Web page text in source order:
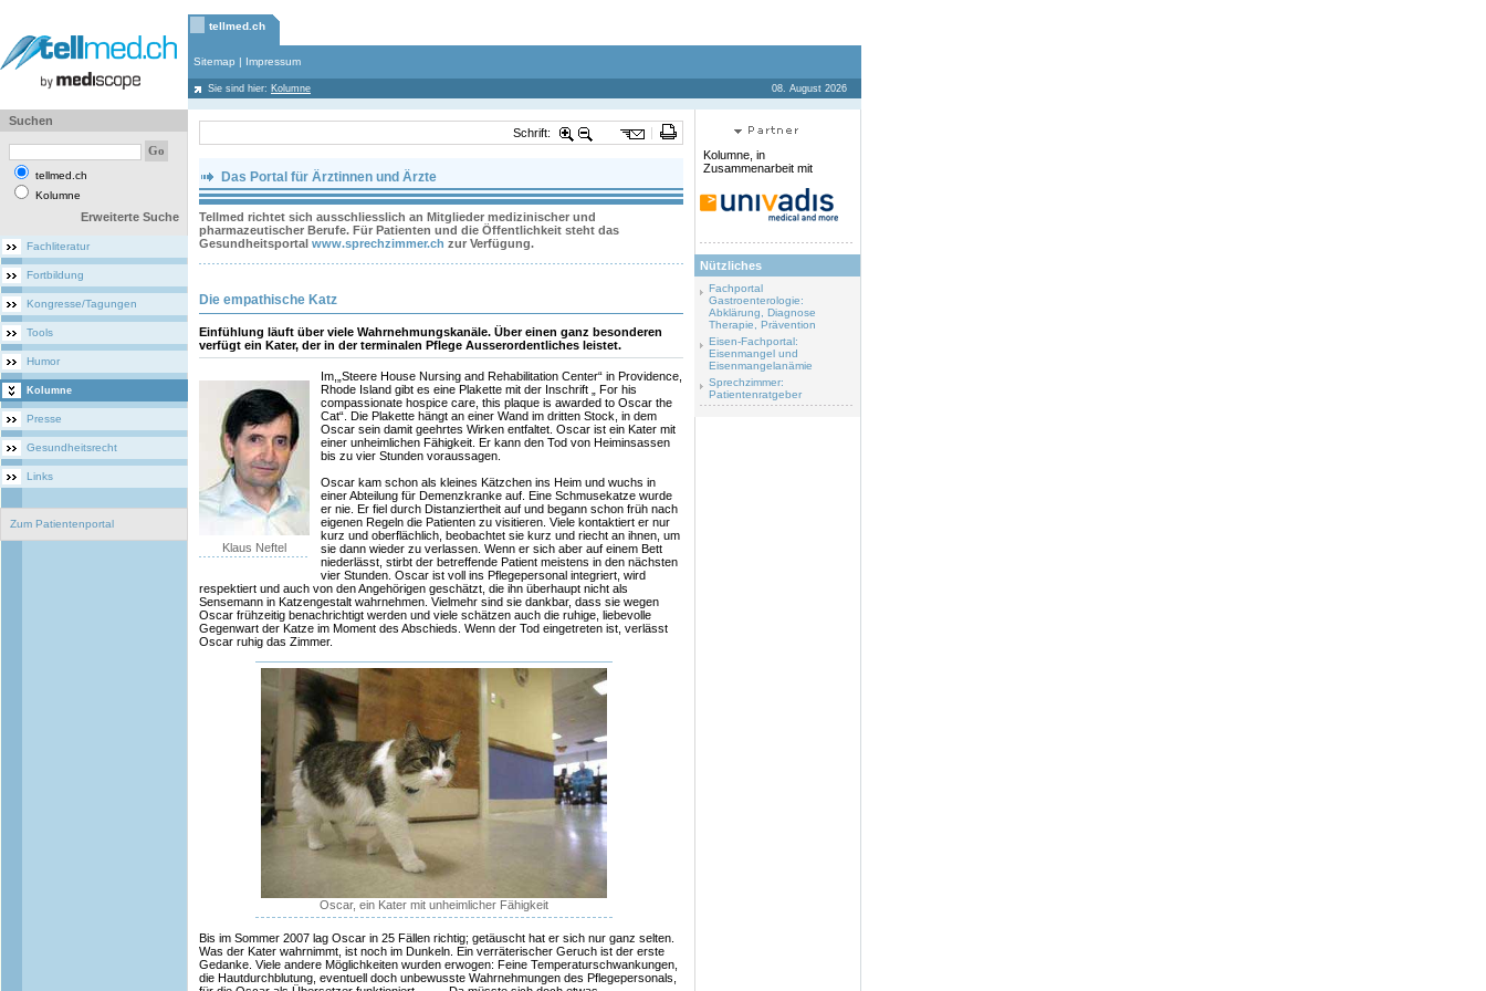
tellmed.ch
Sitemap | Impressum
Sie sind hier: Kolumne 08. August 2026
Suchen
tellmed.ch
Kolumne
Erweiterte Suche
Fachliteratur
Fortbildung
Kongresse/Tagungen
Tools
Humor
Kolumne
Presse
Gesundheitsrecht
Links
Zum Patientenportal
Schrift:
Das Portal für Ärztinnen und Ärzte
Tellmed richtet sich ausschliesslich an Mitglieder medizinischer und
pharmazeutischer Berufe. Für Patienten und die Öffentlichkeit steht das
Gesundheitsportal www.sprechzimmer.ch zur Verfügung.
Die empathische Katz
Einfühlung läuft über viele Wahrnehmungskanäle. Über einen ganz besonderen
verfügt ein Kater, der in der terminalen Pflege Ausserordentliches leistet.
Klaus Neftel
Im,„Steere House Nursing and Rehabilitation Center“ in Providence,
Rhode Island gibt es eine Plakette mit der Inschrift „ For his
compassionate hospice care, this plaque is awarded to Oscar the
Cat“. Die Plakette hängt an einer Wand im dritten Stock, in dem
Oscar sein damit geehrtes Wirken entfaltet. Oscar ist ein Kater mit
einer unheimlichen Fähigkeit. Er kann den Tod von Heiminsassen
bis zu vier Stunden voraussagen.
Oscar kam schon als kleines Kätzchen ins Heim und wuchs in
einer Abteilung für Demenzkranke auf. Eine Schmusekatze wurde
er nie. Er fiel durch Distanziertheit auf und begann schon früh nach
eigenen Regeln die Patienten zu visitieren. Viele kontaktiert er nur
kurz und oberflächlich, beobachtet sie kurz und riecht an ihnen, um
sie dann wieder zu verlassen. Wenn er sich aber auf einem Bett
niederlässt, stirbt der betreffende Patient meistens in den nächsten
vier Stunden. Oscar ist voll ins Pflegepersonal integriert, wird
respektiert und auch von den Angehörigen geschätzt, die ihn überhaupt nicht als
Sensemann in Katzengestalt wahrnehmen. Vielmehr sind sie dankbar, dass sie wegen
Oscar frühzeitig benachrichtigt werden und viele schätzen auch die ruhige, liebevolle
Gegenwart der Katze im Moment des Abschieds. Wenn der Tod eingetreten ist, verlässt
Oscar ruhig das Zimmer.
Oscar, ein Kater mit unheimlicher Fähigkeit
Bis im Sommer 2007 lag Oscar in 25 Fällen richtig; getäuscht hat er sich nur ganz selten.
Was der Kater wahrnimmt, ist noch im Dunkeln. Ein verräterischer Geruch ist der erste
Gedanke. Viele andere Möglichkeiten wurden erwogen: Feine Temperaturschwankungen,
die Hautdurchblutung, eventuell doch unbewusste Wahrnehmungen des Pflegepersonals,
Kolumne, in
Zusammenarbeit mit
Nützliches
Fachportal
Gastroenterologie:
Abklärung, Diagnose
Therapie, Prävention
Eisen-Fachportal:
Eisenmangel und
Eisenmangelanämie
Sprechzimmer:
Patientenratgeber